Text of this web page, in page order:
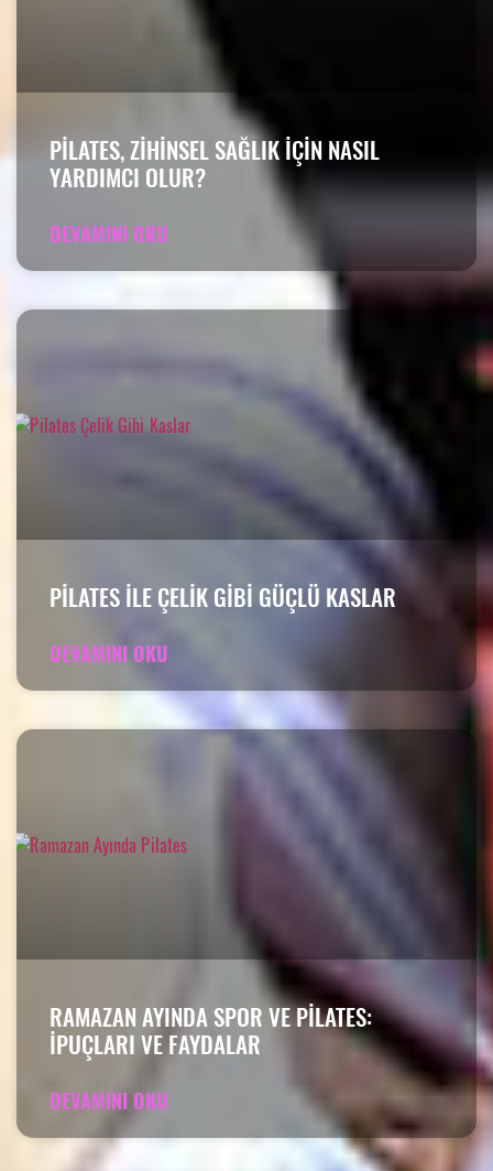
PILATES, ZIHINSEL SAĞLIK IÇIN NASIL
YARDIMCI OLUR?
DEVAMINI OKU
PILATES ILE ÇELIK GIBI GÜÇLÜ KASLAR
DEVAMINI OKU
RAMAZAN AYINDA SPOR VE PILATES:
İPUÇLARI VE FAYDALAR
DEVAMINI OKU